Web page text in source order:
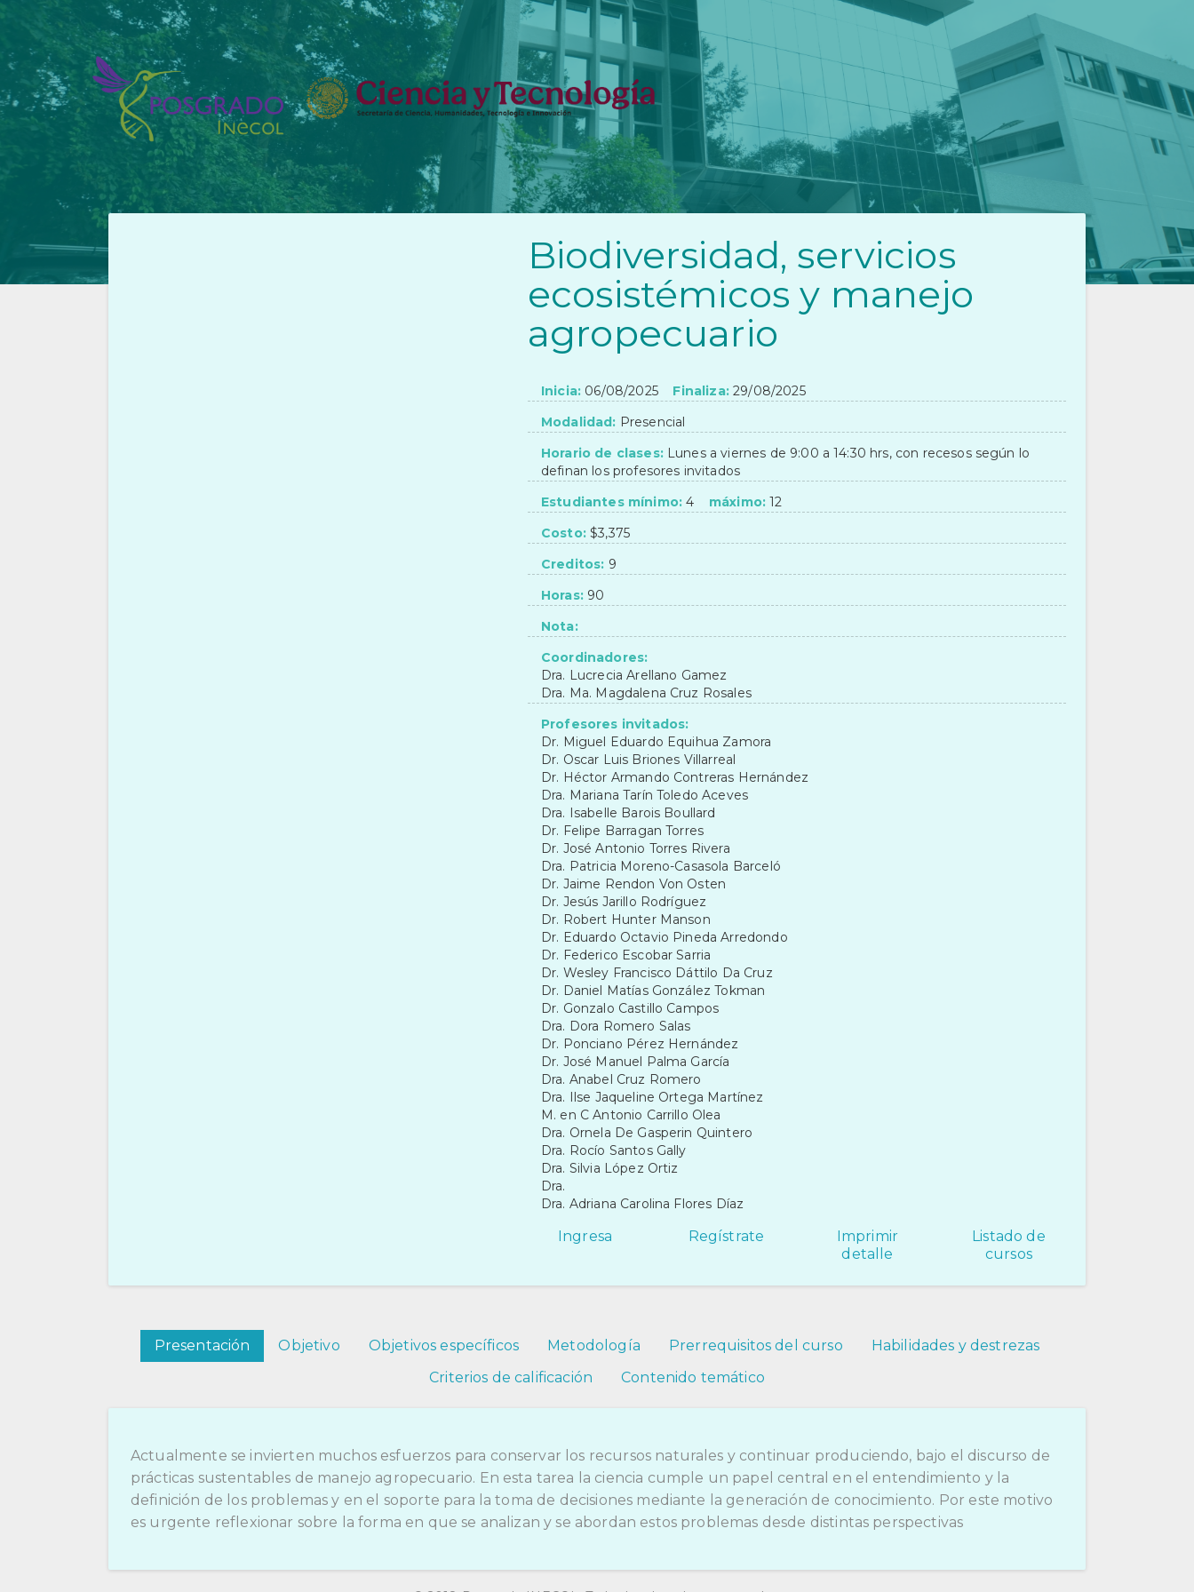
Biodiversidad, servicios
ecosistémicos y manejo
agropecuario
Inicia: 06/08/2025 Finaliza:29/08/2025
Modalidad: Presencial
Horario de clases: Lunes a viernes de 9:00 a 14:30 hrs, con recesos según lo
definan los profesores invitados
Estudiantes mínimo:4 máximo:12
Costo:$3,375
Creditos: 9
Horas: 90
Nota:
Coordinadores:
Dra. Lucrecia Arellano Gamez
Dra. Ma. Magdalena Cruz Rosales
Profesores invitados:
Dr. Miguel Eduardo Equihua Zamora
Dr. Oscar Luis Briones Villarreal
Dr. Héctor Armando Contreras Hernández
Dra. Mariana Tarín Toledo Aceves
Dra. Isabelle Barois Boullard
Dr. Felipe Barragan Torres
Dr. José Antonio Torres Rivera
Dra. Patricia Moreno-Casasola Barceló
Dr. Jaime Rendon Von Osten
Dr. Jesús Jarillo Rodríguez
Dr. Robert Hunter Manson
Dr. Eduardo Octavio Pineda Arredondo
Dr. Federico Escobar Sarria
Dr. Wesley Francisco Dáttilo Da Cruz
Dr. Daniel Matías González Tokman
Dr. Gonzalo Castillo Campos
Dra. Dora Romero Salas
Dr. Ponciano Pérez Hernández
Dr. José Manuel Palma García
Dra. Anabel Cruz Romero
Dra. Ilse Jaqueline Ortega Martínez
M. en C Antonio Carrillo Olea
Dra. Ornela De Gasperin Quintero
Dra. Rocío Santos Gally
Dra. Silvia López Ortiz
Dra.
Dra. Adriana Carolina Flores Díaz
Ingresa Regístrate
Imprimir
detalle
Listado de
cursos
Presentación Objetivo Objetivos específicos Metodología Prerrequisitos del curso
Habilidades y destrezas
Criterios de calificación
Contenido temático
Actualmente se invierten muchos esfuerzos para conservar los recursos naturales y continuar produciendo, bajo el discurso de
prácticas sustentables de manejo agropecuario. En esta tarea la ciencia cumple un papel central en el entendimiento y la
definición de los problemas y en el soporte para la toma de decisiones mediante la generación de conocimiento. Por este motivo
es urgente reflexionar sobre la forma en que se analizan y se abordan estos problemas desde distintas perspectivas